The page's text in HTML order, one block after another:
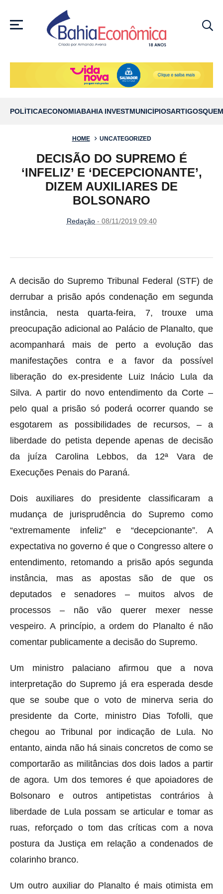
MENU
POLÍTICAECONOMIABAHIA INVESTMUNICÍPIOSARTIGOS
HOME UNCATEGORIZED
DECISÃO DO SUPREMO É
‘INFELIZ’ E ‘DECEPCIONANTE’,
DIZEM AUXILIARES DE
BOLSONARO
Redação- 08/11/2019 09:40
A decisão do Supremo Tribunal Federal (STF) de
derrubar a prisão após condenação em segunda
instância, nesta quarta-feira, 7, trouxe uma
preocupação adicional ao Palácio de Planalto, que
acompanhará mais de perto a evolução das
manifestações contra e a favor da possível
liberação do ex-presidente Luiz Inácio Lula da
Silva. A partir do novo entendimento da Corte –
pelo qual a prisão só poderá ocorrer quando se
esgotarem as possibilidades de recursos, – a
liberdade do petista depende apenas de decisão
da juíza Carolina Lebbos, da 12ª Vara de
Execuções Penais do Paraná.
Dois auxiliares do presidente classificaram a
mudança de jurisprudência do Supremo como
“extremamente infeliz” e “decepcionante”. A
expectativa no governo é que o Congresso altere o
entendimento, retomando a prisão após segunda
instância, mas as apostas são de que os
deputados e senadores – muitos alvos de
processos – não vão querer mexer nesse
vespeiro. A princípio, a ordem do Planalto é não
comentar publicamente a decisão do Supremo.
Um ministro palaciano afirmou que a nova
interpretação do Supremo já era esperada desde
que se soube que o voto de minerva seria do
presidente da Corte, ministro Dias Tofolli, que
chegou ao Tribunal por indicação de Lula. No
entanto, ainda não há sinais concretos de como se
comportarão as militâncias dos dois lados a partir
de agora. Um dos temores é que apoiadores de
Bolsonaro e outros antipetistas contrários à
liberdade de Lula possam se articular e tomar as
ruas, reforçado o tom das críticas com a nova
postura da Justiça em relação a condenados de
colarinho branco.
Um outro auxiliar do Planalto é mais otimista em